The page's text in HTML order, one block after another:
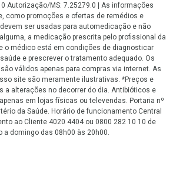
Autorização/MS: 7.25279.0 | As informações
como promoções e ofertas de remédios e
ser usadas para automedicação e não
a medicação prescrita pelo profissional da
o médico está em condições de diagnosticar
e prescrever o tratamento adequado. Os
válidos apenas para compras via internet. As
site são meramente ilustrativas. *Preços e
a alterações no decorrer do dia. Antibióticos e
em lojas físicas ou televendas. Portaria nº
da Saúde. Horário de funcionamento Central
ao Cliente 4020 4404 ou 0800 282 10 10 de
a domingo das 08h00 às 20h00.